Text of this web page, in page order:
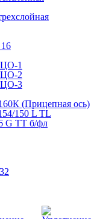
1
2
3
(Прицепная ось)
150 L TL
G TT б/фл